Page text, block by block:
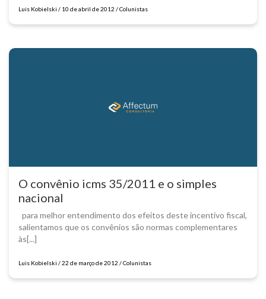
Luis Kobielski / 10 de abril de 2012 / Colunistas
O convênio icms 35/2011 e o simples
nacional
para melhor entendimento dos efeitos deste incentivo fiscal,
salientamos que os convênios são normas complementares
às[...]
Luis Kobielski / 22 de março de 2012 / Colunistas